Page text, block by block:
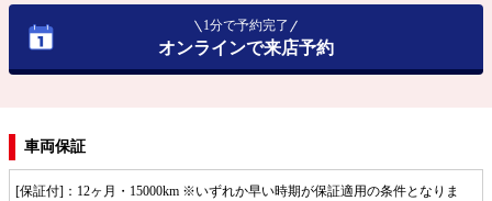
1分で予約完了
オンラインで来店予約
車両保証
[保証付]：12ヶ月・15000km ※いずれか早い時期が保証適用の条件となりま